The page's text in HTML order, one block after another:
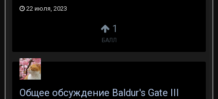
1
БАЛЛ
22 июля, 2023
Общее обсуждение Baldur's Gate III